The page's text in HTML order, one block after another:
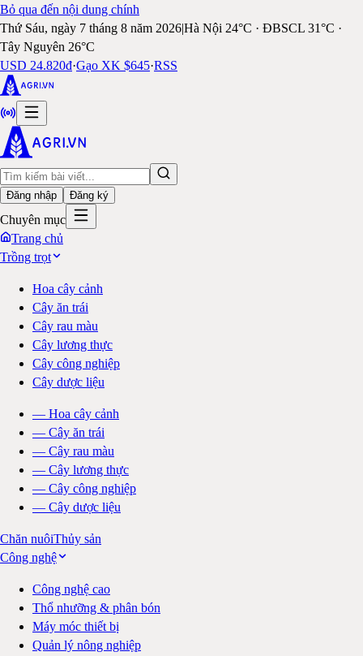
Bỏ qua đến nội dung chính
Thứ Sáu, ngày 7 tháng 8 năm 2026|Hà Nội 24°C · ĐBSCL 31°C ·
Tây Nguyên 26°C
USD 24.820đ·Gạo XK $645·RSS
Đăng nhập Đăng ký
Chuyên mục
Trang chủ
Trồng trọt
Hoa cây cảnh
Cây ăn trái
Cây rau màu
Cây lương thực
Cây công nghiệp
Cây dược liệu
— Hoa cây cảnh
— Cây ăn trái
— Cây rau màu
— Cây lương thực
— Cây công nghiệp
— Cây dược liệu
Chăn nuôiThủy sản
Công nghệ
Công nghệ cao
Thổ nhưỡng & phân bón
Máy móc thiết bị
Quản lý nông nghiệp